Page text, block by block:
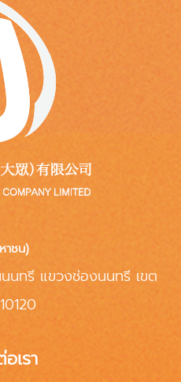
าชน)
นทรี แขวงช่องนนทรี เขต
เรา